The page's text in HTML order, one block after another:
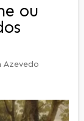
ou
Azevedo